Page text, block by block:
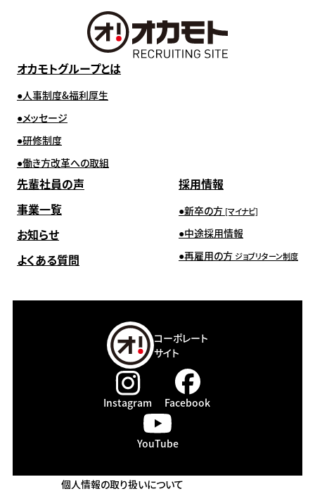
オカモトグループとは
人事制度&福利厚生
メッセージ
研修制度
働き方改革への取組
先輩社員の声
事業一覧
お知らせ
よくある質問
採用情報
新卒の方 [マイナビ]
中途採用情報
再雇用の方 ジョブリターン制度
コーポレート
サイト
Instagram Facebook
YouTube
個人情報の取り扱いについて